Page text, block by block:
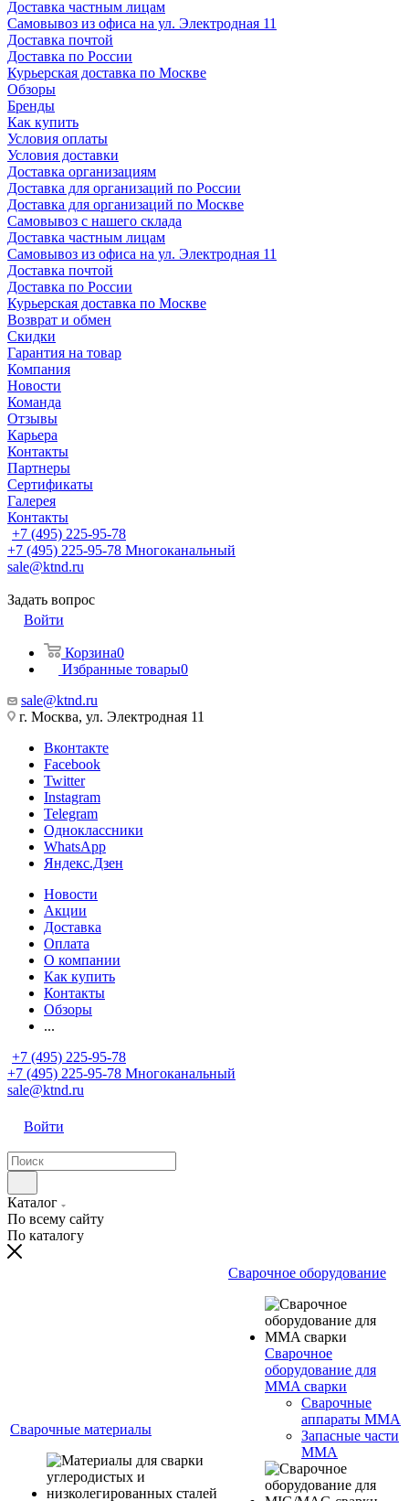
Доставка частным лицам
Самовывоз из офиса на ул. Электродная 11
Доставка почтой
Доставка по России
Курьерская доставка по Москве
Обзоры
Бренды
Как купить
Условия оплаты
Условия доставки
Доставка организациям
Доставка для организаций по России
Доставка для организаций по Москве
Самовывоз с нашего склада
Доставка частным лицам
Самовывоз из офиса на ул. Электродная 11
Доставка почтой
Доставка по России
Курьерская доставка по Москве
Возврат и обмен
Скидки
Гарантия на товар
Компания
Новости
Команда
Отзывы
Карьера
Контакты
Партнеры
Сертификаты
Галерея
Контакты
+7 (495) 225-95-78
+7 (495) 225-95-78 Многоканальный
sale@ktnd.ru
Задать вопрос
Войти
Корзина0
Избранные товары0
sale@ktnd.ru
г. Москва, ул. Электродная 11
Вконтакте
Facebook
Twitter
Instagram
Telegram
Одноклассники
WhatsApp
Яндекс.Дзен
Новости
Акции
Доставка
Оплата
О компании
Как купить
Контакты
Обзоры
...
+7 (495) 225-95-78
+7 (495) 225-95-78 Многоканальный
sale@ktnd.ru
Войти
Каталог
По всему сайту
По каталогу
Сварочные материалы
Сварочное оборудование
Сварочное
оборудование для
MMA сварки
Сварочные
аппараты MMA
Запасные части
MMA